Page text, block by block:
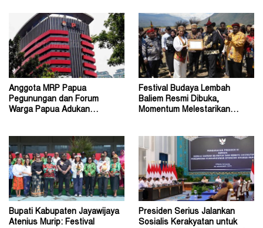
Anggota MRP Papua
Pegunungan dan Forum
Warga Papua Adukan
Festival Budaya Lembah
Baliem Resmi Dibuka,
Momentum Melestarikan
Bupati Kabupaten Jayawijaya
Atenius Murip: Festival
Presiden Serius Jalankan
Sosialis Kerakyatan untuk